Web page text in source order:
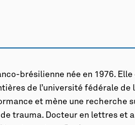
brésilienne née en 1976.
de l’université fédérale de
et mène une recherche
trauma. Docteur en lettres et